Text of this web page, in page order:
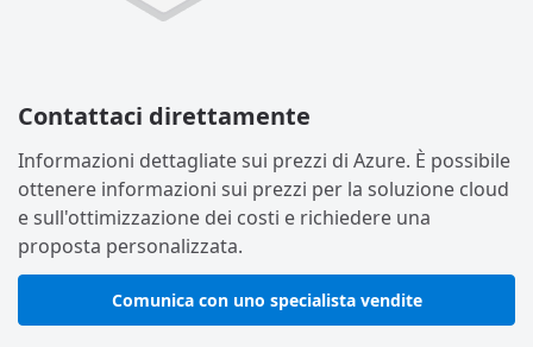
Contattaci direttamente
Informazioni dettagliate sui prezzi di Azure. È possibile
ottenere informazioni sui prezzi per la soluzione cloud
e sull'ottimizzazione dei costi e richiedere una
proposta personalizzata.
Comunica con uno specialista vendite